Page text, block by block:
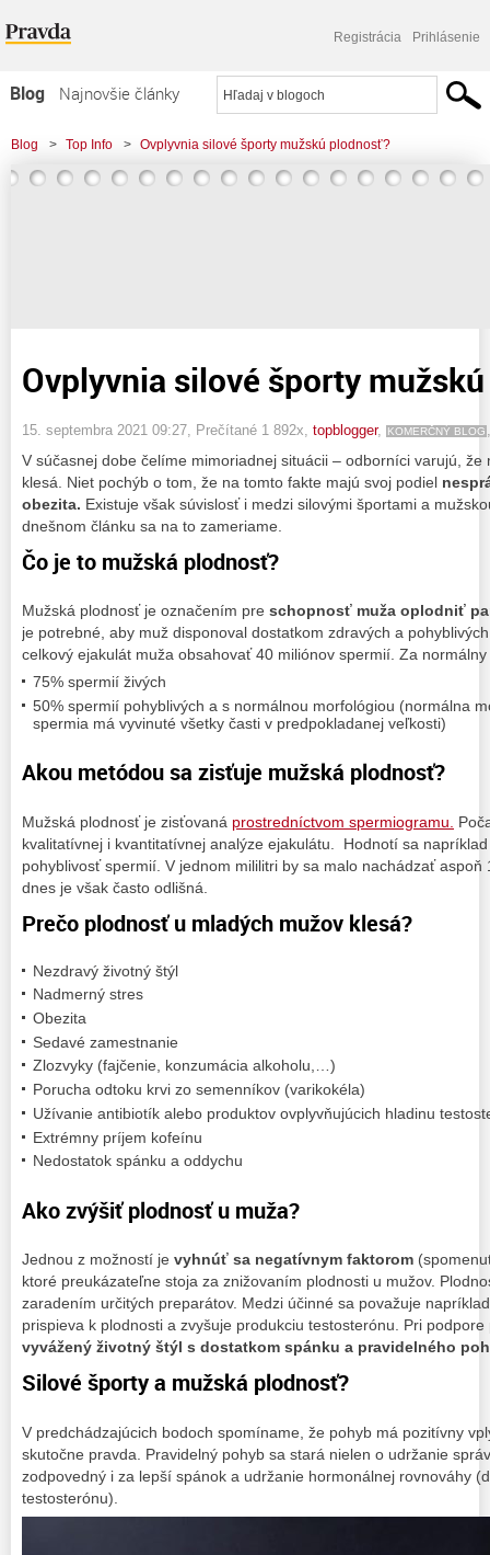
Registrácia Prihlásenie
Blog
Najnovšie články
Najčítanejšie články
Najkomentovanejšie články
Blog > Top Info > Ovplyvnia silové športy mužskú plodnosť?
Ovplyvnia silové športy
15. septembra 2021 09:27 , Prečítané 1 892x, topblogger, KOMERČNÝ BLOG
V súčasnej dobe čelíme mimoriadnej situácii – odborníci varujú,
klesá. Niet pochýb o tom, že na tomto fakte majú svoj podiel
obezita. Existuje však súvislosť i medzi silovými športami a
dnešnom článku sa na to zameriame.
Čo je to mužská plodnosť?
Mužská plodnosť je označením pre schopnosť muža oplodniť
je potrebné, aby muž disponoval dostatkom zdravých a
celkový ejakulát muža obsahovať 40 miliónov spermií. Za
75% spermií živých
50% spermií pohyblivých a s normálnou morfológiou (normálna
spermia má vyvinuté všetky časti v predpokladanej veľkosti)
Akou metódou sa zisťuje mužská plodnosť?
Mužská plodnosť je zisťovaná prostredníctvom spermiogramu.
kvalitatívnej i kvantitatívnej analýze ejakulátu. Hodnotí sa
pohyblivosť spermií. V jednom mililitri by sa malo nachádzať aspoň
dnes je však často odlišná.
Prečo plodnosť u mladých mužov klesá?
Nezdravý životný štýl
Nadmerný stres
Obezita
Sedavé zamestnanie
Zlozvyky (fajčenie, konzumácia alkoholu,…)
Porucha odtoku krvi zo semenníkov (varikokéla)
Užívanie antibiotík alebo produktov ovplyvňujúcich hladinu
Extrémny príjem kofeínu
Nedostatok spánku a oddychu
Ako zvýšiť plodnosť u muža?
Jednou z možností je vyhnúť sa negatívnym faktorom
ktoré preukázateľne stoja za znižovaním plodnosti u mužov.
zaradením určitých preparátov. Medzi účinné sa považuje
prispieva k plodnosti a zvyšuje produkciu testosterónu. Pri
vyvážený životný štýl s dostatkom spánku a pravidelného
Silové športy a mužská plodnosť?
V predchádzajúcich bodoch spomíname, že pohyb má pozitívny
skutočne pravda. Pravidelný pohyb sa stará nielen o udržanie
zodpovedný i za lepší spánok a udržanie hormonálnej rovnováhy
testosterónu).